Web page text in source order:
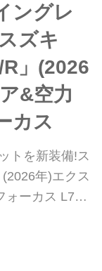
ントレースと
にもスポット
どうなる?
ングレ
ズキ
R」(2026
&空力
カス
トを新装備!ス
年)エクス
ォーカス L7か
R。 2026
ノウハウが